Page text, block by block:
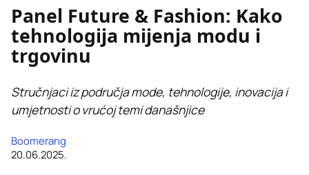
Panel Future & Fashion: Kako
tehnologija mijenja modu i
trgovinu
Stručnjaci iz područja mode, tehnologije, inovacija i
umjetnosti o vrućoj temi današnjice
Boomerang
20.06.2025.